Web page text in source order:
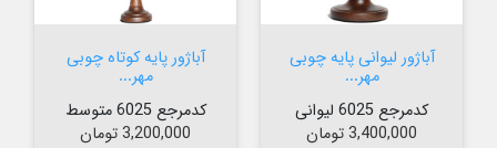
آباژور لیوانی پایه چوبی
مهر...
کدمرجع 6025 لیوانی
قیمت
3,400,000 تومان
آباژور پایه کوتاه چوبی
مهر...
کدمرجع 6025 متوسط
قیمت
3,200,000 تومان